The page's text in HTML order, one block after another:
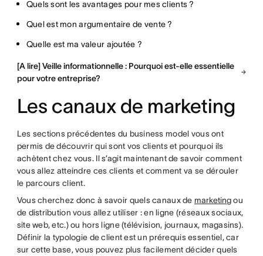
Quels sont les avantages pour mes clients ?
Quel est mon argumentaire de vente ?
Quelle est ma valeur ajoutée ?
[A lire] Veille informationnelle : Pourquoi est-elle essentielle
pour votre entreprise?
Les canaux de marketing
Les sections précédentes du business model vous ont
permis de découvrir qui sont vos clients et pourquoi ils
achètent chez vous. Il s’agit maintenant de savoir comment
vous allez atteindre ces clients et comment va se dérouler
le parcours client.
Vous cherchez donc à savoir quels canaux de marketingou
de distribution vous allez utiliser : en ligne (réseaux sociaux,
site web, etc.) ou hors ligne (télévision, journaux, magasins).
Définir la typologie de client est un prérequis essentiel, car
sur cette base, vous pouvez plus facilement décider quels